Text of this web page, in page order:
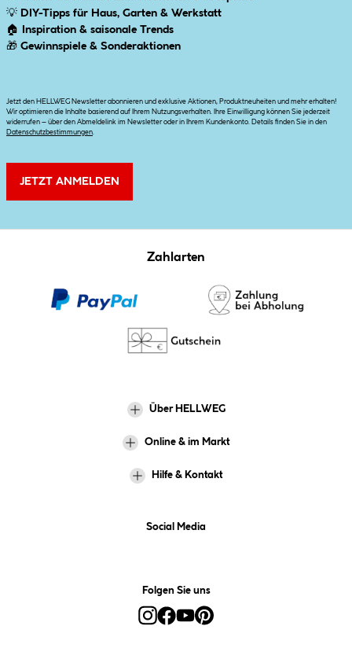
💡 DIY-Tipps für Haus, Garten & Werkstatt
🏠
Inspiration & saisonale Trends
🎁 Gewinnspiele & Sonderaktionen
Jetzt den HELLWEG Newsletter abonnieren und exklusive Aktionen, Produktneuheiten und mehr erhalten!
Wir optimieren die Inhalte basierend auf Ihrem Nutzungsverhalten. Ihre Einwilligung können Sie jederzeit
widerrufen – über den Abmeldelink im Newsletter oder in Ihrem Kundenkonto. Details finden Sie in den
Datenschutzbestimmungen
JETZT ANMELDEN
Zahlarten
Über HELLWEG
Online & im Markt
Hilfe & Kontakt
Social Media
Folgen Sie uns